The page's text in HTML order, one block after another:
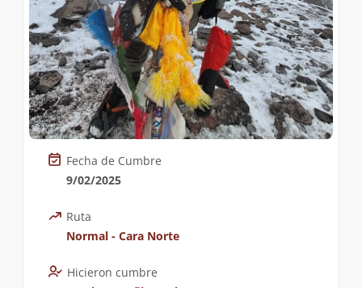
Fecha de Cumbre
9/02/2025
Ruta
Normal - Cara Norte
Hicieron cumbre